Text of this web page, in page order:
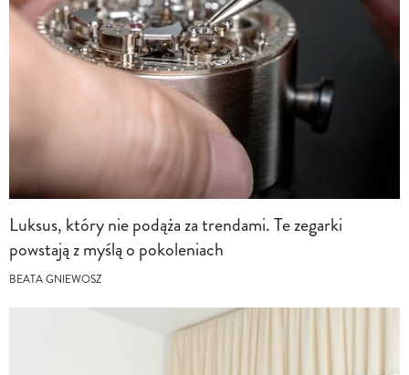
Luksus, który nie podąża za trendami. Te zegarki
powstają z myślą o pokoleniach
BEATA GNIEWOSZ